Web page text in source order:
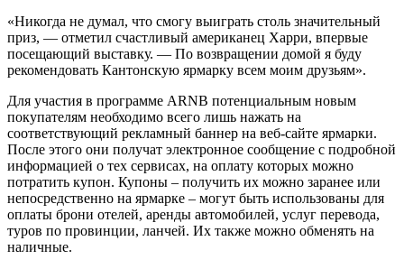
«Никогда не думал, что смогу выиграть столь значительный
приз, — отметил счастливый американец Харри, впервые
посещающий выставку. — По возвращении домой я буду
рекомендовать Кантонскую ярмарку всем моим друзьям».
Для участия в программе ARNB потенциальным новым
покупателям необходимо всего лишь нажать на
соответствующий рекламный баннер на веб-сайте ярмарки.
После этого они получат электронное сообщение с подробной
информацией о тех сервисах, на оплату которых можно
потратить купон. Купоны – получить их можно заранее или
непосредственно на ярмарке – могут быть использованы для
оплаты брони отелей, аренды автомобилей, услуг перевода,
туров по провинции, ланчей. Их также можно обменять на
наличные.